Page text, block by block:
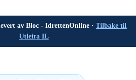
av Bloc - IdrettenOnline · Tilbake til
Utleira IL